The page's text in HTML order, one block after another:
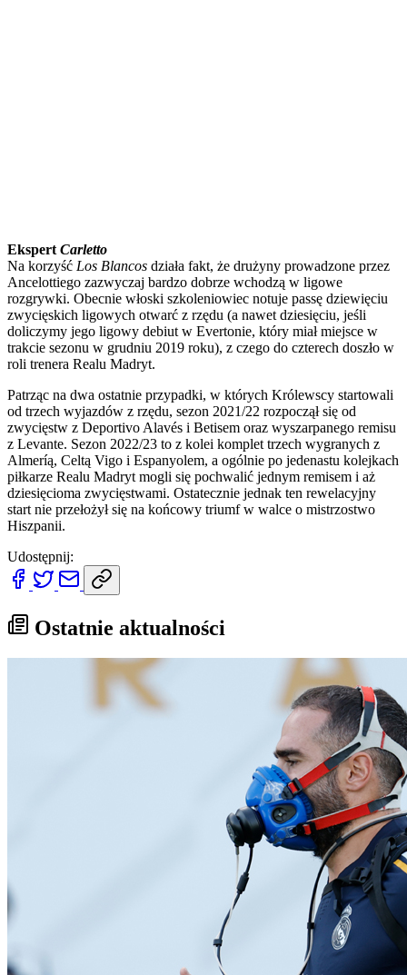
Ekspert Carletto
Na korzyść Los Blancos działa fakt, że drużyny prowadzone przez
Ancelottiego zazwyczaj bardzo dobrze wchodzą w ligowe
rozgrywki. Obecnie włoski szkoleniowiec notuje passę dziewięciu
zwycięskich ligowych otwarć z rzędu (a nawet dziesięciu, jeśli
doliczymy jego ligowy debiut w Evertonie, który miał miejsce w
trakcie sezonu w grudniu 2019 roku), z czego do czterech doszło w
roli trenera Realu Madryt.
Patrząc na dwa ostatnie przypadki, w których Królewscy startowali
od trzech wyjazdów z rzędu, sezon 2021/22 rozpoczął się od
zwycięstw z Deportivo Alavés i Betisem oraz wyszarpanego remisu
z Levante. Sezon 2022/23 to z kolei komplet trzech wygranych z
Almeríą, Celtą Vigo i Espanyolem, a ogólnie po jedenastu kolejkach
piłkarze Realu Madryt mogli się pochwalić jednym remisem i aż
dziesięcioma zwycięstwami. Ostatecznie jednak ten rewelacyjny
start nie przełożył się na końcowy triumf w walce o mistrzostwo
Hiszpanii.
Udostępnij:
Ostatnie aktualności